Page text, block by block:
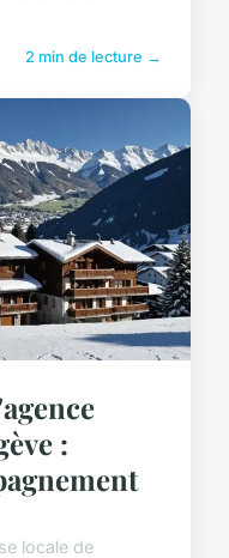
2 min de lecture →
:
locale de